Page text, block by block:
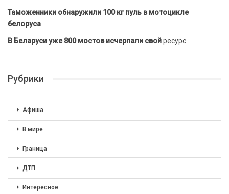
Таможенники обнаружили 100 кг пуль в мотоцикле
белоруса
В Беларуси уже 800 мостов исчерпали свойресурс
Рубрики
Афиша
В мире
Граница
ДТП
Интересное